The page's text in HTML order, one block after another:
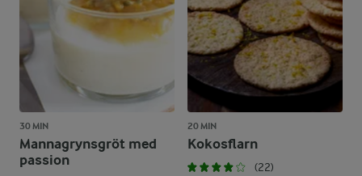
30 MIN
Mannagrynsgröt med
passion
20 MIN
Kokosflarn
(22)